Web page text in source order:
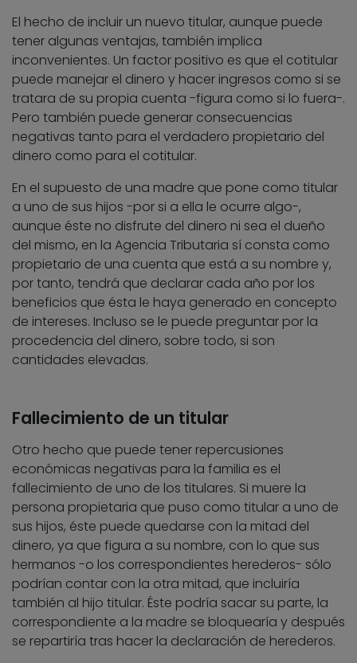
El hecho de incluir un nuevo titular, aunque puede
tener algunas ventajas, también implica
inconvenientes. Un factor positivo es que el cotitular
puede manejar el dinero y hacer ingresos como si se
tratara de su propia cuenta -figura como si lo fuera-.
Pero también puede generar consecuencias
negativas tanto para el verdadero propietario del
dinero como para el cotitular.
En el supuesto de una madre que pone como titular
a uno de sus hijos -por si a ella le ocurre algo-,
aunque éste no disfrute del dinero ni sea el dueño
del mismo, en la Agencia Tributaria sí consta como
propietario de una cuenta que está a su nombre y,
por tanto, tendrá que declarar cada año por los
beneficios que ésta le haya generado en concepto
de intereses. Incluso se le puede preguntar por la
procedencia del dinero, sobre todo, si son
cantidades elevadas.
Fallecimiento de un titular
Otro hecho que puede tener repercusiones
económicas negativas para la familia es el
fallecimiento de uno de los titulares. Si muere la
persona propietaria que puso como titular a uno de
sus hijos, éste puede quedarse con la mitad del
dinero, ya que figura a su nombre, con lo que sus
hermanos -o los correspondientes herederos- sólo
podrían contar con la otra mitad, que incluiría
también al hijo titular. Éste podría sacar su parte, la
correspondiente a la madre se bloquearía y después
se repartiría tras hacer la declaración de herederos.